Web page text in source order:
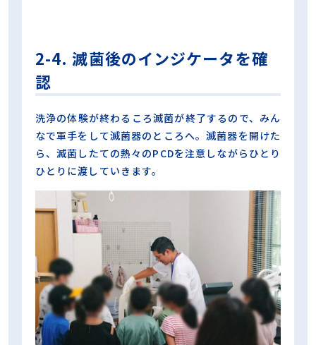
2-4. 滅菌後のインジケータを確
認
洗浄の体験が終わるころ滅菌が終了するので、みん
なで軍手をして滅菌器のところへ。滅菌器を開けた
ら、滅菌したての熱々のPCDを注意しながらひとり
ひとりに渡していきます。